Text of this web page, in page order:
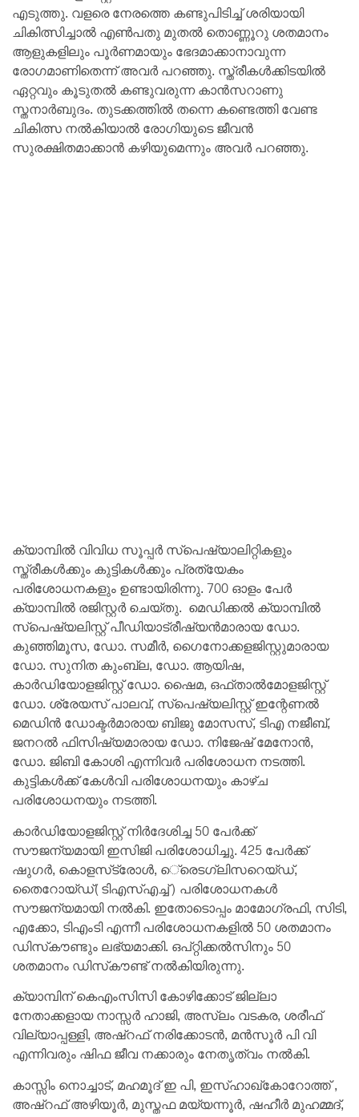
എടുത്തു. വളരെ നേരത്തെ കണ്ടുപിടിച്ച് ശരിയായി
ചികിത്സിച്ചാല്‍ എണ്‍പതു മുതല്‍ തൊണ്ണൂറു ശതമാനം
ആളുകളിലും പൂര്‍ണമായും ഭേദമാക്കാനാവുന്ന
രോഗമാണിതെന്ന് അവര്‍ പറഞ്ഞു. സ്ത്രീകള്‍ക്കിടയില്‍
ഏറ്റവും കൂടുതല്‍ കണ്ടുവരുന്ന കാന്‍സറാണു
സ്തനാര്‍ബുദം. തുടക്കത്തില്‍ തന്നെ കണ്ടെത്തി വേണ്ട
ചികിത്സ നല്‍കിയാല്‍ രോഗിയുടെ ജീവന്‍
സുരക്ഷിതമാക്കാന്‍ കഴിയുമെന്നും അവര്‍ പറഞ്ഞു.
ക്യാമ്പില്‍ വിവിധ സൂപ്പര്‍ സ്‌പെഷ്യാലിറ്റികളും
സ്ത്രീകള്‍ക്കും കുട്ടികള്‍ക്കും പ്രത്യേകം
പരിശോധനകളും ഉണ്ടായിരിന്നു. 700 ഓളം പേര്‍
ക്യാമ്പില്‍ രജിസ്റ്റര്‍ ചെയ്തു. മെഡിക്കല്‍ ക്യാമ്പില്‍
സ്‌പെഷ്യലിസ്റ്റ് പീഡിയാട്രീഷ്യന്‍മാരായ ഡോ.
കുഞ്ഞിമൂസ, ഡോ. സമീര്‍, ഗൈനോക്കളജിസ്റ്റുമാരായ
ഡോ. സുനിത കുംബ്ല, ഡോ. ആയിഷ,
കാര്‍ഡിയോളജിസ്റ്റ് ഡോ. ഷൈമ, ഒഫ്താല്‍മോളജിസ്റ്റ്
ഡോ. ശ്രേയസ് പാലവ്, സ്‌പെഷ്യലിസ്റ്റ് ഇന്റേണല്‍
മെഡിന്‍ ഡോക്ടര്‍മാരായ ബിജു മോസസ്, ടിഎ നജീബ്,
ജനറല്‍ ഫിസിഷ്യമാരായ ഡോ. നിജേഷ് മേനോന്‍,
ഡോ. ജിബി കോശി എന്നിവര്‍ പരിശോധന നടത്തി.
കുട്ടികള്‍ക്ക് കേള്‍വി പരിശോധനയും കാഴ്ച
പരിശോധനയും നടത്തി.
കാര്‍ഡിയോളജിസ്റ്റ് നിര്‍ദേശിച്ച 50 പേര്‍ക്ക്
സൗജന്യമായി ഇസിജി പരിശോധിച്ചു. 425 പേര്‍ക്ക്
ഷുഗര്‍, കൊളസ്‌ട്രോള്‍, െ്രെടഗ്ലിസറെയ്ഡ്,
തൈറോയ്ഡ്(ടിഎസ്എച്ച്) പരിശോധനകള്‍
സൗജന്യമായി നല്‍കി. ഇതോടൊപ്പം മാമോഗ്രഫി, സിടി,
എക്കോ, ടിഎംടി എന്നീ പരിശോധനകളില്‍ 50 ശതമാനം
ഡിസ്‌കൗണ്ടും ലഭ്യമാക്കി. ഒപ്റ്റിക്കല്‍സിനും 50
ശതമാനം ഡിസ്‌കൗണ്ട് നല്‍കിയിരുന്നു.
ക്യാമ്പിന് കെഎംസിസി കോഴിക്കോട് ജില്ലാ
നേതാക്കളായ നാസ്സർ ഹാജി, അസ്‌ലം വടകര, ശരീഫ്
വില്യാപ്പള്ളി, അഷ്‌റഫ് നരിക്കോടൻ, മൻസൂർ പി വി
എന്നിവരും ഷിഫ ജീവ നക്കാരും നേതൃത്വം നല്‍കി.
കാസ്സിം നൊച്ചാട്, മഹമൂദ് ഇ പി, ഇസ്ഹാഖ്കോറോത്ത് ,
അഷ്‌റഫ് അഴിയൂർ, മുസ്തഫ മയ്യന്നൂർ, ഷഹീർ മുഹമ്മദ്,